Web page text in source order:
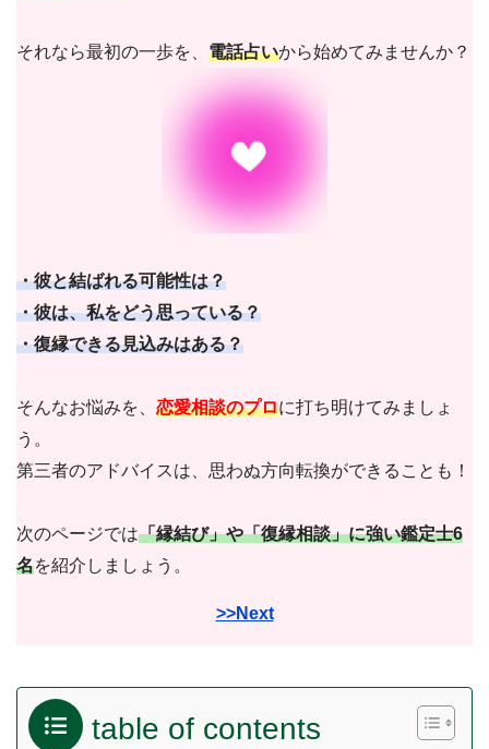
それなら最初の一歩を、 電話占いから始めてみませんか？
・彼と結ばれる可能性は？
・彼は、私をどう思っている？
・復縁できる見込みはある？
そんなお悩みを、 恋愛相談のプロに打ち明けてみましょ
う。
第三者のアドバイスは、思わぬ方向転換ができることも！
次のページでは「縁結び」や「復縁相談」に強い鑑定士6
名を紹介しましょう。
>>Next
table of contents